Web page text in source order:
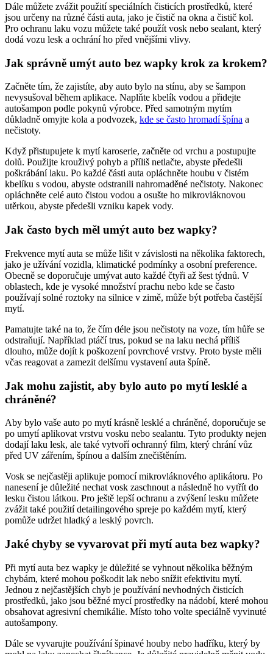
Dále můžete zvážit použití speciálních čisticích prostředků, které
jsou určeny na různé části auta, jako je čistič na okna a čistič kol.
Pro ochranu laku vozu můžete také použít vosk nebo sealant, který
dodá vozu lesk a ochrání ho před vnějšími vlivy.
Jak správně umýt auto bez wapky krok za krokem?
Začněte tím, že zajistíte, aby auto bylo na stínu, aby se šampon
nevysušoval během aplikace. Naplňte kbelík vodou a přidejte
autošampon podle pokynů výrobce. Před samotným mytím
důkladně omyjte kola a podvozek, kde se často hromadí špína a
nečistoty.
Když přistupujete k mytí karoserie, začněte od vrchu a postupujte
dolů. Použijte krouživý pohyb a příliš netlačte, abyste předešli
poškrábání laku. Po každé části auta opláchněte houbu v čistém
kbelíku s vodou, abyste odstranili nahromaděné nečistoty. Nakonec
opláchněte celé auto čistou vodou a osušte ho mikrovláknovou
utěrkou, abyste předešli vzniku kapek vody.
Jak často bych měl umýt auto bez wapky?
Frekvence mytí auta se může lišit v závislosti na několika faktorech,
jako je užívání vozidla, klimatické podmínky a osobní preference.
Obecně se doporučuje umývat auto každé čtyři až šest týdnů. V
oblastech, kde je vysoké množství prachu nebo kde se často
používají solné roztoky na silnice v zimě, může být potřeba častější
mytí.
Pamatujte také na to, že čím déle jsou nečistoty na voze, tím hůře se
odstraňují. Například ptáčí trus, pokud se na laku nechá příliš
dlouho, může dojít k poškození povrchové vrstvy. Proto byste měli
včas reagovat a zamezit delšímu vystavení auta špíně.
Jak mohu zajistit, aby bylo auto po mytí lesklé a
chráněné?
Aby bylo vaše auto po mytí krásně lesklé a chráněné, doporučuje se
po umytí aplikovat vrstvu vosku nebo sealantu. Tyto produkty nejen
dodají laku lesk, ale také vytvoří ochranný film, který chrání vůz
před UV zářením, špínou a dalším znečištěním.
Vosk se nejčastěji aplikuje pomocí mikrovláknového aplikátoru. Po
nanesení je důležité nechat vosk zaschnout a následně ho vytřít do
lesku čistou látkou. Pro ještě lepší ochranu a zvýšení lesku můžete
zvážit také použití detailingového spreje po každém mytí, který
pomůže udržet hladký a lesklý povrch.
Jaké chyby se vyvarovat při mytí auta bez wapky?
Při mytí auta bez wapky je důležité se vyhnout několika běžným
chybám, které mohou poškodit lak nebo snížit efektivitu mytí.
Jednou z nejčastějších chyb je používání nevhodných čisticích
prostředků, jako jsou běžné mycí prostředky na nádobí, které mohou
obsahovat agresivní chemikálie. Místo toho volte speciálně vyvinuté
autošampony.
Dále se vyvarujte používání špinavé houby nebo hadříku, který by